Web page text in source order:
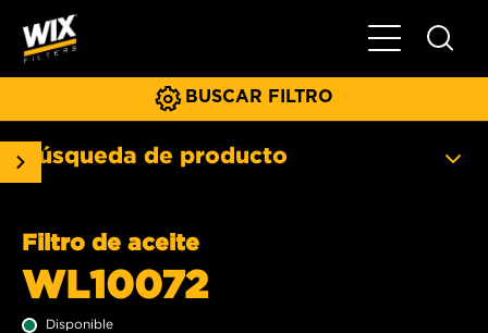
Menú
BUSCAR FILTRO
Búsqueda de producto
Filtro de aceite
WL10072
Disponible